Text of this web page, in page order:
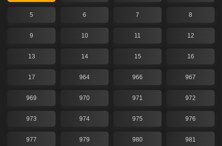
5 6 7 8
9 10 11 12
13 14 15 16
17 964 966 967
969 970 971 972
973 974 975 976
977 979 980 981